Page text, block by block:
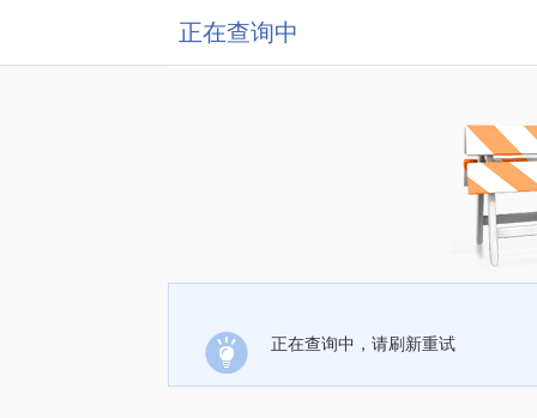
正在查询中
正在查询中，请刷新重试